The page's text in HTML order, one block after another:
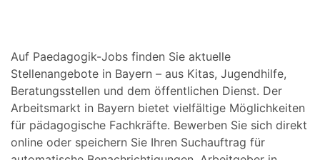
Auf Paedagogik-Jobs finden Sie aktuelle
Stellenangebote in Bayern – aus Kitas, Jugendhilfe,
Beratungsstellen und dem öffentlichen Dienst. Der
Arbeitsmarkt in Bayern bietet vielfältige Möglichkeiten
für pädagogische Fachkräfte. Bewerben Sie sich direkt
online oder speichern Sie Ihren Suchauftrag für